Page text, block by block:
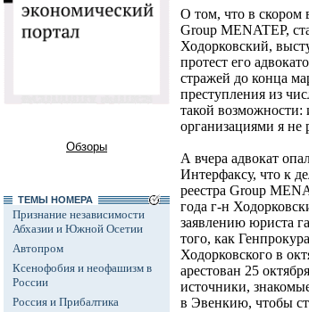
Обзоры
ТЕМЫ НОМЕРА
Признание независимости
Абхазии и Южной Осетии
Автопром
Ксенофобия и неофашизм в
России
Россия и Прибалтика
О том, что в скором
Group MENATEP,
Ходорковский,
протест его
стражей до конца
преступления из
такой возможности:
организациями я
А вчера адвокат
Интерфаксу, что к
реестра Group
года г-н
заявлению юриста
того, как
Ходорковского в
арестован 25
источники,
в Эвенкию, чтобы